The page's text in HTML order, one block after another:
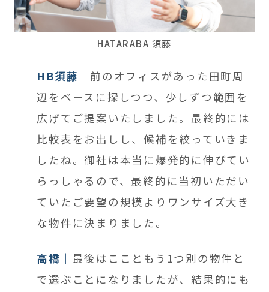
HATARABA 須藤
HB須藤
前のオフィスがあった田町周
辺をベースに探しつつ、少しずつ範囲を
広げてご提案いたしました。最終的には
比較表をお出しし、候補を絞っていきま
したね。御社は本当に爆発的に伸びてい
らっしゃるので、最終的に当初いただい
ていたご要望の規模よりワンサイズ大き
な物件に決まりました。
高橋
最後はここともう1つ別の物件と
で選ぶことになりましたが、 結果的にも